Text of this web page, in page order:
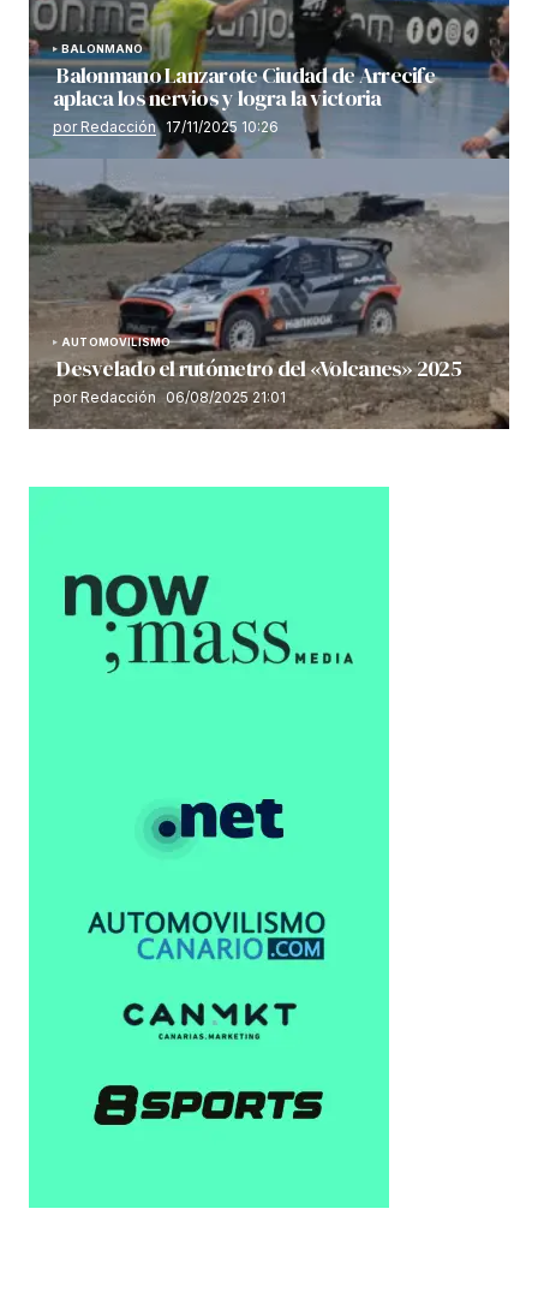
BALONMANO
Balonmano Lanzarote Ciudad de Arrecife
aplaca los nervios y logra la victoria
por Redacción 17/11/2025 10:26
AUTOMOVILISMO
Desvelado el rutómetro del «Volcanes» 2025
por Redacción 06/08/2025 21:01